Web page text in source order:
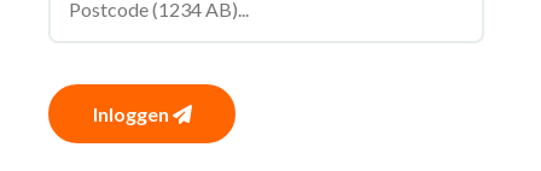
Inloggen